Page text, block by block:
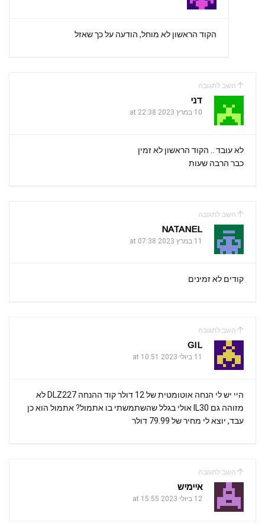
הקוד הראשון לא מוחל, הודעה על כך שאזל
השב לתגובה
דני
10 במרץ 2023 at 22:38
לא עובד .. הקוד הראשון לא זמין
כבר הרבה שעות
השב לתגובה
NATANEL
11 במרץ 2023 at 07:38
קודים לא זמינים
השב לתגובה
GIL
11 ביולי 2023 at 10:51
היי יש לי הנחה אוטומטית של 12 דולר קוד ההנחה DLZ227 לא
מזוהה גם IL30 אולי בגלל שהשתמשתי בו אתמול? אתמול הוא כן
עבד, יוצא לי מחיר של 79.99 דולר
השב לתגובה
איימיש
12 ביולי 2023 at 15:55